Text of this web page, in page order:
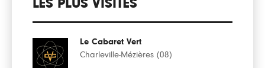
LES PLUS VISITÉS
Le Cabaret Vert
Charleville-Mézières (08)